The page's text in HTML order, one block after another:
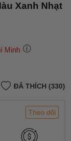
Xanh Nhạt
Minh
ĐÃ THÍCH (330)
Theo dõi